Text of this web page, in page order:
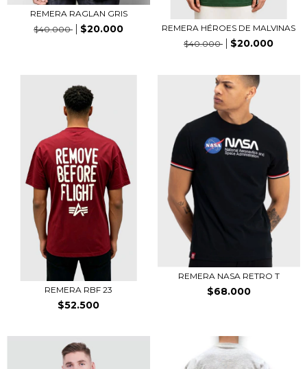
REMERA RAGLAN GRIS
$40.000
$20.000
REMERA HÉROES DE MALVINAS
$40.000
$20.000
REMERA RBF 23
$52.500
REMERA NASA RETRO T
$68.000